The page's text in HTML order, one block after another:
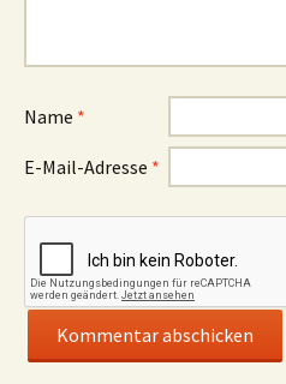
Name *
E-Mail-Adresse *